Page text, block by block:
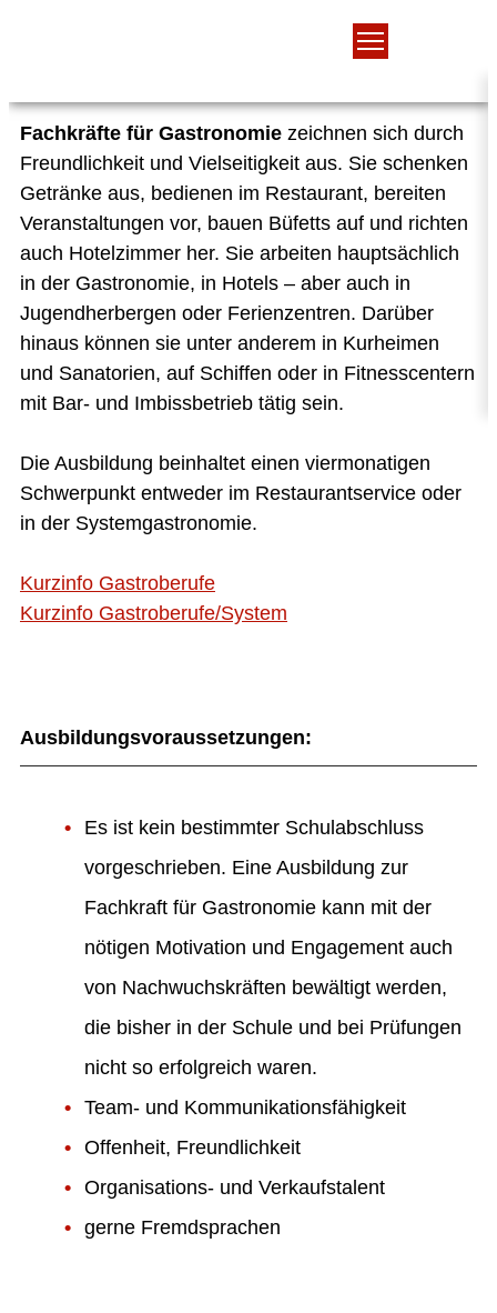
Fachkraft für Gastronomie
Fachkräfte für Gastronomie zeichnen sich durch
Freundlichkeit und Vielseitigkeit aus. Sie schenken
Getränke aus, bedienen im Restaurant, bereiten
Veranstaltungen vor, bauen Büfetts auf und richten
auch Hotelzimmer her. Sie arbeiten hauptsächlich
in der Gastronomie, in Hotels – aber auch in
Jugendherbergen oder Ferienzentren. Darüber
hinaus können sie unter anderem in Kurheimen
und Sanatorien, auf Schiffen oder in Fitnesscentern
mit Bar- und Imbissbetrieb tätig sein.
Die Ausbildung beinhaltet einen viermonatigen
Schwerpunkt entweder im Restaurantservice oder
in der Systemgastronomie.
Kurzinfo Gastroberufe
Kurzinfo Gastroberufe/System
Ausbildungsvoraussetzungen:
Es ist kein bestimmter Schulabschluss
vorgeschrieben. Eine Ausbildung zur
Fachkraft für Gastronomie kann mit der
nötigen Motivation und Engagement auch
von Nachwuchskräften bewältigt werden,
die bisher in der Schule und bei Prüfungen
nicht so erfolgreich waren.
Team- und Kommunikationsfähigkeit
Offenheit, Freundlichkeit
Organisations- und Verkaufstalent
gerne Fremdsprachen